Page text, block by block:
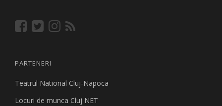
PARTENERI
Teatrul National Cluj-Napoca
Locuri de munca Cluj NET